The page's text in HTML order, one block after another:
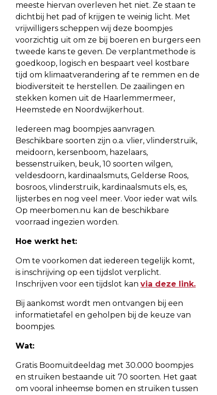
meeste hiervan overleven het niet. Ze staan te
dichtbij het pad of krijgen te weinig licht. Met
vrijwilligers scheppen wij deze boompjes
voorzichtig uit om ze bij boeren en burgers een
tweede kans te geven. De verplantmethode is
goedkoop, logisch en bespaart veel kostbare
tijd om klimaatverandering af te remmen en de
biodiversiteit te herstellen. De zaailingen en
stekken komen uit de Haarlemmermeer,
Heemstede en Noordwijkerhout.
Iedereen mag boompjes aanvragen.
Beschikbare soorten zijn o.a. vlier, vlinderstruik,
meidoorn, kersenboom, hazelaars,
bessenstruiken, beuk, 10 soorten wilgen,
veldesdoorn, kardinaalsmuts, Gelderse Roos,
bosroos, vlinderstruik, kardinaalsmuts els, es,
lijsterbes en nog veel meer. Voor ieder wat wils.
Op meerbomen.nu kan de beschikbare
voorraad ingezien worden.
Hoe werkt het:
Om te voorkomen dat iedereen tegelijk komt,
is inschrijving op een tijdslot verplicht.
Inschrijven voor een tijdslot kan via deze link.
Bij aankomst wordt men ontvangen bij een
informatietafel en geholpen bij de keuze van
boompjes.
Wat:
Gratis Boomuitdeeldag met 30.000 boompjes
en struiken bestaande uit 70 soorten. Het gaat
om vooral inheemse bomen en struiken tussen